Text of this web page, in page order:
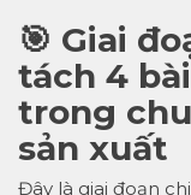
🎯 Giai
tách 4
trong
sản xuất
Đây là giai đoạn